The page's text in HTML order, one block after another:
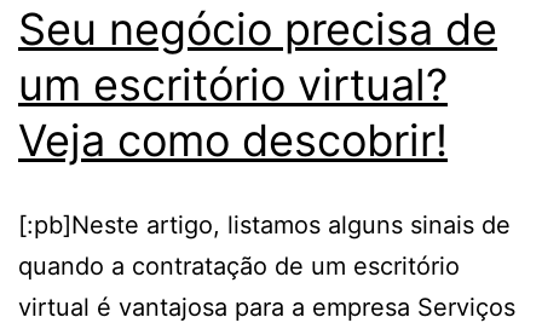
escolher
Seu negócio precisa de
um escritório virtual?
Veja como descobrir!
[:pb]Neste artigo, listamos alguns sinais de
quando a contratação de um escritório
virtual é vantajosa para a empresa Serviços